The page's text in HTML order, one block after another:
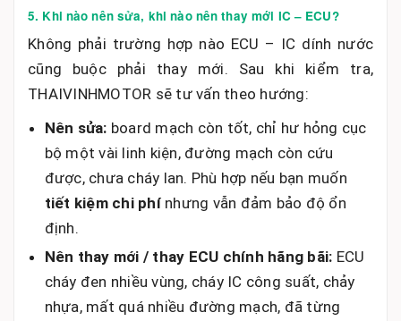
5. Khi nào nên sửa, khi nào nên thay mới IC – ECU?
Không phải trường hợp nào ECU – IC dính nước
cũng buộc phải thay mới. Sau khi kiểm tra,
THAIVINHMOTOR sẽ tư vấn theo hướng:
Nên sửa: board mạch còn tốt, chỉ hư hỏng cục
bộ một vài linh kiện, đường mạch còn cứu
được, chưa cháy lan. Phù hợp nếu bạn muốn
tiết kiệm chi phínhưng vẫn đảm bảo độ ổn
định.
Nên thay mới / thay ECU chính hãng bãi: ECU
cháy đen nhiều vùng, cháy IC công suất, chảy
nhựa, mất quá nhiều đường mạch, đã từng